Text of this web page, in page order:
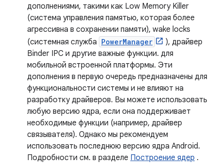
дополнениями, такими как Low Memory Killer
(система управления памятью, которая более
агрессивна в сохранении памяти), wake locks
(системная служба PowerManager
), драйвер
Binder IPC и другие важные функции. для
мобильной встроенной платформы. Эти
дополнения в первую очередь предназначены для
функциональности системы и не влияют на
разработку драйверов. Вы можете использовать
любую версию ядра, если она поддерживает
необходимые функции (например, драйвер
связывателя). Однако мы рекомендуем
использовать последнюю версию ядра Android.
Подробности см. в разделе Построение ядер .